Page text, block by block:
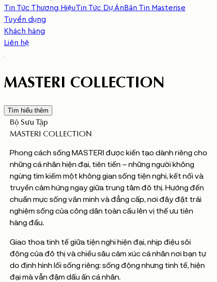
Tin Tức Thương HiệuTin Tức Dự Án Bản Tin Masterise
Tuyển dụng
Khách hàng
Liên hệ
MASTERI COLLECTION
Tìm hiểu thêm
Bộ SưuTập
MASTERI COLLECTION
Phong cách sống MASTERI được kiến tạo dành riêng cho
những cá nhân hiện đại, tiên tiến – những người không
ngừng tìm kiếm một không gian sống tiện nghi, kết nối và
truyền cảm hứng ngay giữa trung tâm đô thị. Hướng đến
chuẩn mực sống văn minh và đẳng cấp, nơi đây đặt trải
nghiệm sống của công dân toàn cầu lên vị thế ưu tiên
hàng đầu.
Giao thoa tinh tế giữa tiện nghi hiện đại, nhịp điệu sôi
động của đô thị và chiều sâu cảm xúc cá nhân nơi bạn tự
do định hình lối sống riêng: sống động nhưng tinh tế, hiện
đại mà vẫn đậm dấu ấn cá nhân.